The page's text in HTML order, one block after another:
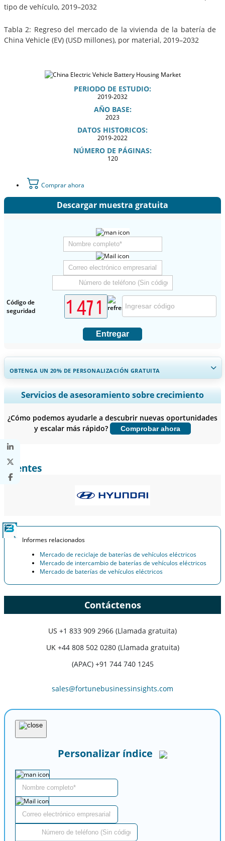
tipo de vehículo, 2019–2032
Tabla 2: Regreso del mercado de la vivienda de la batería de
China Vehicle (EV) (USD millones), por material, 2019–2032
PERIODO DE ESTUDIO:
2019-2032
AÑO BASE:
2023
DATOS HISTORICOS:
2019-2022
NÚMERO DE PÁGINAS:
120
Comprar ahora
Descargar muestra gratuita
Código de
seguridad
Entregar
OBTENGA UN 20% DE PERSONALIZACIÓN GRATUITA
Ampliar la cobertura regional y por país, Análisis de segmentos,
Perfiles de empresas, Benchmarking competitivo, e información
Personalizar ahora
Servicios de asesoramiento sobre crecimiento
¿Cómo podemos ayudarle a descubrir nuevas oportunidades
y escalar más rápido?
Comprobar ahora
Clientes
Informes relacionados
Mercado de reciclaje de baterías de vehículos eléctricos
Mercado de intercambio de baterías de vehículos eléctricos
Mercado de baterías de vehículos eléctricos
Contáctenos
US +1 833 909 2966 (Llamada gratuita)
UK +44 808 502 0280 (Llamada gratuita)
(APAC) +91 744 740 1245
sales@fortunebusinessinsights.com
Personalizar índice